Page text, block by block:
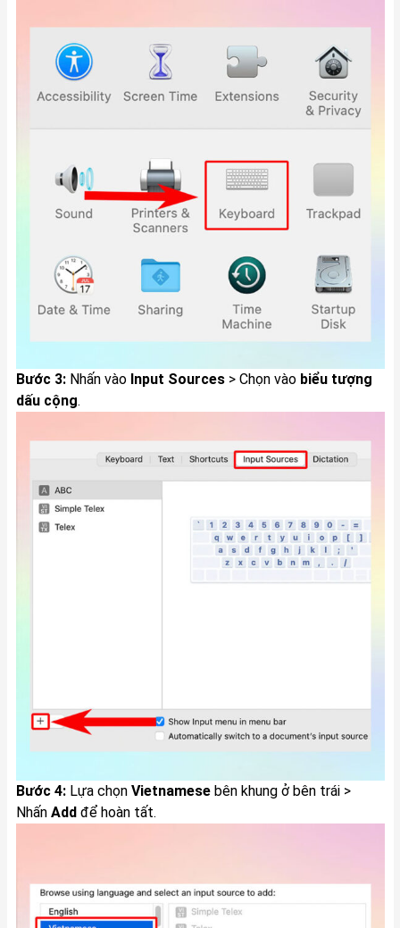
Bước 3:Nhấn vàoInput Sources> Chọn vào biểu tượng
dấu cộng.
Bước 4:Lựa chọn Vietnamesebên khung ở bên trái >
NhấnAdd để hoàn tất.